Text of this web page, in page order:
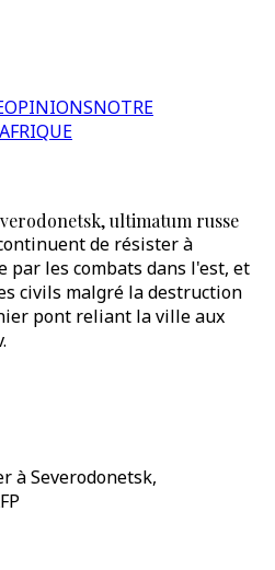
OPINIONSNOTRE
AFRIQUE
ultimatum russe
de résister à
par les combats dans l'est, et
civils malgré la destruction
pont reliant la ville aux
à Severodonetsk,